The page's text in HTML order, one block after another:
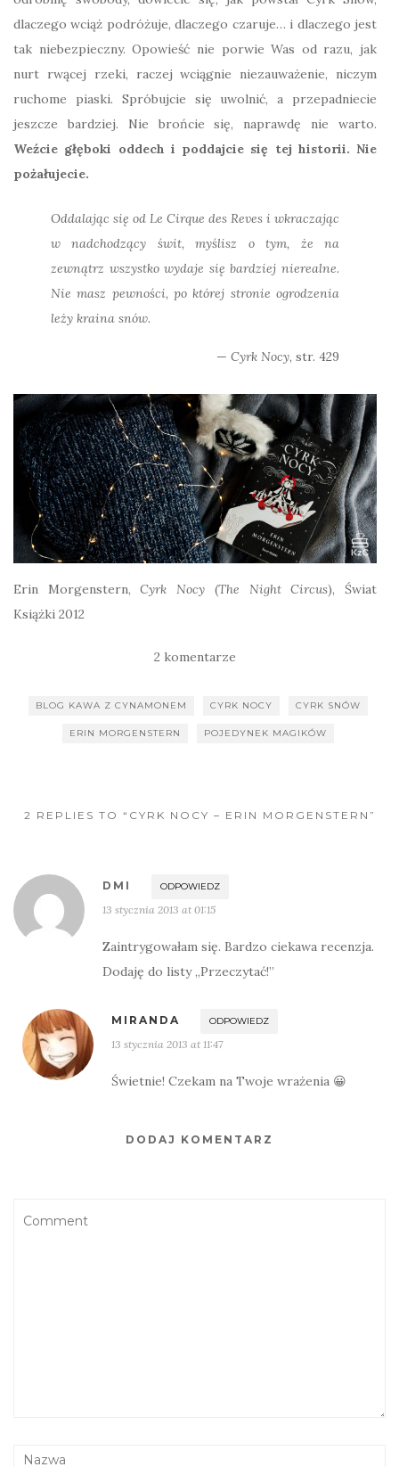
dlaczego wciąż podróżuje, dlaczego czaruje… i dlaczego jest
tak niebezpieczny. Opowieść nie porwie Was od razu, jak
nurt rwącej rzeki, raczej wciągnie niezauważenie, niczym
ruchome piaski. Spróbujcie się uwolnić, a przepadniecie
jeszcze bardziej. Nie brońcie się, naprawdę nie warto.
Weźcie głęboki oddech i poddajcie się tej historii. Nie
pożałujecie.
Oddalając się od Le Cirque des Reves i wkraczając
w nadchodzący świt, myślisz o tym, że na
zewnątrz wszystko wydaje się bardziej nierealne.
Nie masz pewności, po której stronie ogrodzenia
leży kraina snów.
Cyrk Nocy, str. 429
Erin Morgenstern,Cyrk Nocy (The Night Circus), Świat
Książki 2012
2 komentarze
BLOG KAWA Z CYNAMONEM CYRK NOCY CYRK SNÓW
ERIN MORGENSTERN POJEDYNEK MAGIKÓW
2 REPLIES TO “CYRK NOCY – ERIN MORGENSTERN”
DMI ODPOWIEDZ
13 stycznia 2013 at 01:15
Zaintrygowałam się. Bardzo ciekawa recenzja.
Dodaję do listy „Przeczytać!”
MIRANDA ODPOWIEDZ
13 stycznia 2013 at 11:47
Świetnie! Czekam na Twoje wrażenia 😀
DODAJ KOMENTARZ